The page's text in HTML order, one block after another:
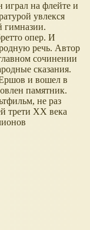
на флейте и
увлекся
гимназии.
опер. И
речь. Автор
сочинении
сказания.
и вошел в
памятник.
не раз
трети XX века